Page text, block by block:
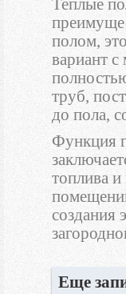
Теплые
полом,
вариант
труб,
до пола,
Функция
топлива и
создания
Еще